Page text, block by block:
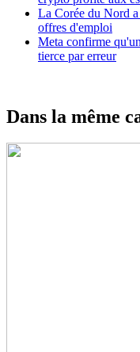
La Corée du Nord a
offres d'emploi
Meta confirme
tierce par erreur
Dans la même